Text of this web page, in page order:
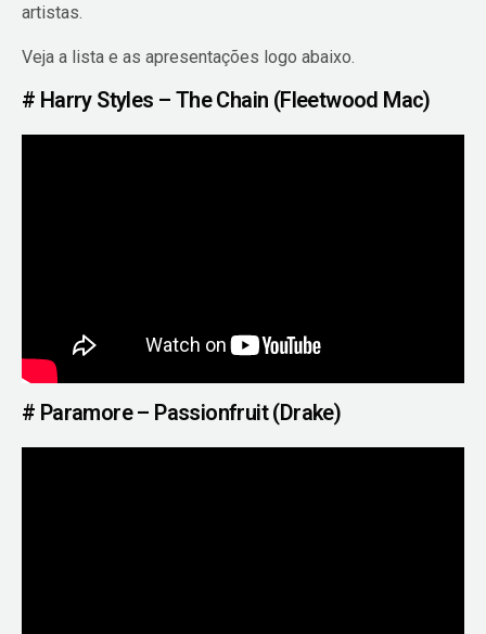
artistas.
Veja a lista e as apresentações logo abaixo.
# Harry Styles – The Chain (Fleetwood Mac)
# Paramore – Passionfruit (Drake)